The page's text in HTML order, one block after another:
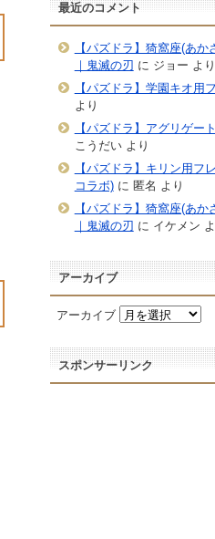
最近のコメント
【パズドラ】猗窩座(あ
｜鬼滅の刃 に ジョー より
【パズドラ】学園キオ用
より
【パズドラ】アグリゲー
こうだいより
【パズドラ】キリン用フ
コラボ)に 匿名 より
【パズドラ】猗窩座(あ
｜鬼滅の刃 に イケメン
アーカイブ
アーカイブ
スポンサーリンク